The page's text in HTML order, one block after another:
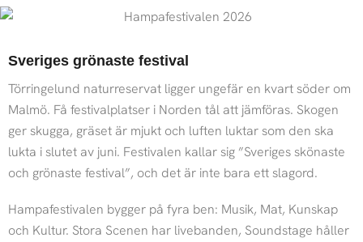
Sveriges grönaste festival
Törringelund naturreservat ligger ungefär en kvart söder om
Malmö. Få festivalplatser i Norden tål att jämföras. Skogen
ger skugga, gräset är mjukt och luften luktar som den ska
lukta i slutet av juni. Festivalen kallar sig ”Sveriges skönaste
och grönaste festival”, och det är inte bara ett slagord.
Hampafestivalen bygger på fyra ben: Musik, Mat, Kunskap
och Kultur. Stora Scenen har livebanden, Soundstage håller